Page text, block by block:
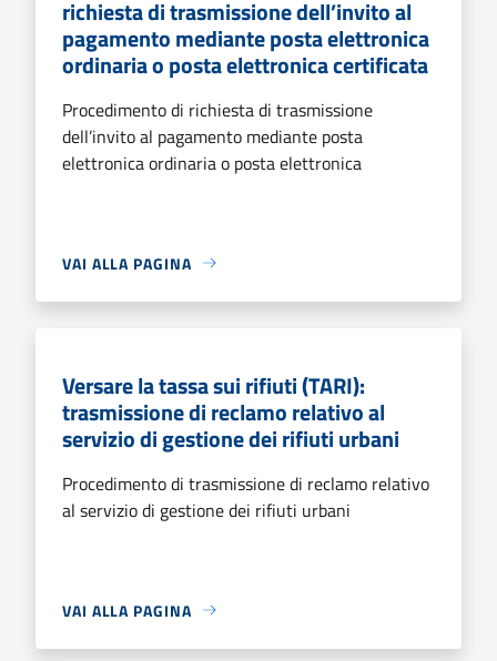
richiesta di trasmissione dell’invito al
pagamento mediante posta elettronica
ordinaria o posta elettronica certificata
Procedimento di richiesta di trasmissione
dell’invito al pagamento mediante posta
elettronica ordinaria o posta elettronica
VAI ALLA PAGINA
Versare la tassa sui rifiuti (TARI):
trasmissione di reclamo relativo al
servizio di gestione dei rifiuti urbani
Procedimento di trasmissione di reclamo relativo
al servizio di gestione dei rifiuti urbani
VAI ALLA PAGINA